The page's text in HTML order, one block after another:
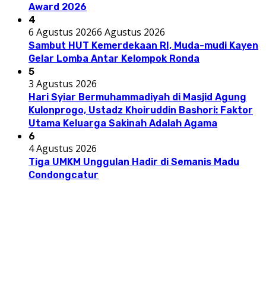
Award 2026
4
6 Agustus 20266 Agustus 2026
Sambut HUT Kemerdekaan RI, Muda-mudi Kayen
Gelar Lomba Antar Kelompok Ronda
5
3 Agustus 2026
Hari Syiar Bermuhammadiyah di Masjid Agung
Kulonprogo, Ustadz Khoiruddin Bashori: Faktor
Utama Keluarga Sakinah Adalah Agama
6
4 Agustus 2026
Tiga UMKM Unggulan Hadir di Semanis Madu
Condongcatur